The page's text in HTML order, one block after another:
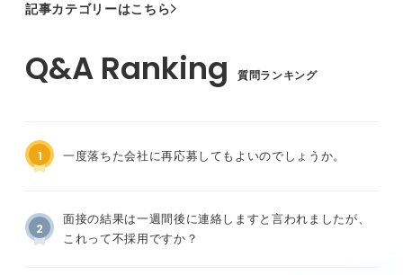
記事カテゴリーはこちら
質問ランキング
1 一度落ちた会社に再応募してもよいのでしょうか。
2
面接の結果は一週間後に連絡しますと言われましたが、
これって不採用ですか？